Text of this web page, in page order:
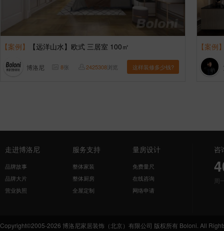
【案例】 【远洋山水】欧式 三居室 100㎡
博洛尼 8张 2425308浏览 这样装修多少钱?
【案例
走进博洛尼
品牌故事
品牌大片
营业执照
服务支持
整体家装
整体厨房
全屋定制
量房设计
免费量尺
在线咨询
网络申请
咨
周
Copyright©2005-2026 博洛尼家居装饰（北京）有限公司 版权所有 Boloni. All